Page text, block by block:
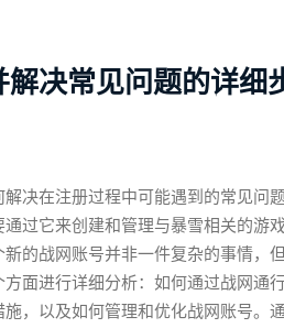
决常见问题的详细
决在注册过程中可能遇到的常见问
过它来创建和管理与暴雪相关的游
的战网账号并非一件复杂的事情，
面进行详细分析：如何通过战网通
，以及如何管理和优化战网账号。通